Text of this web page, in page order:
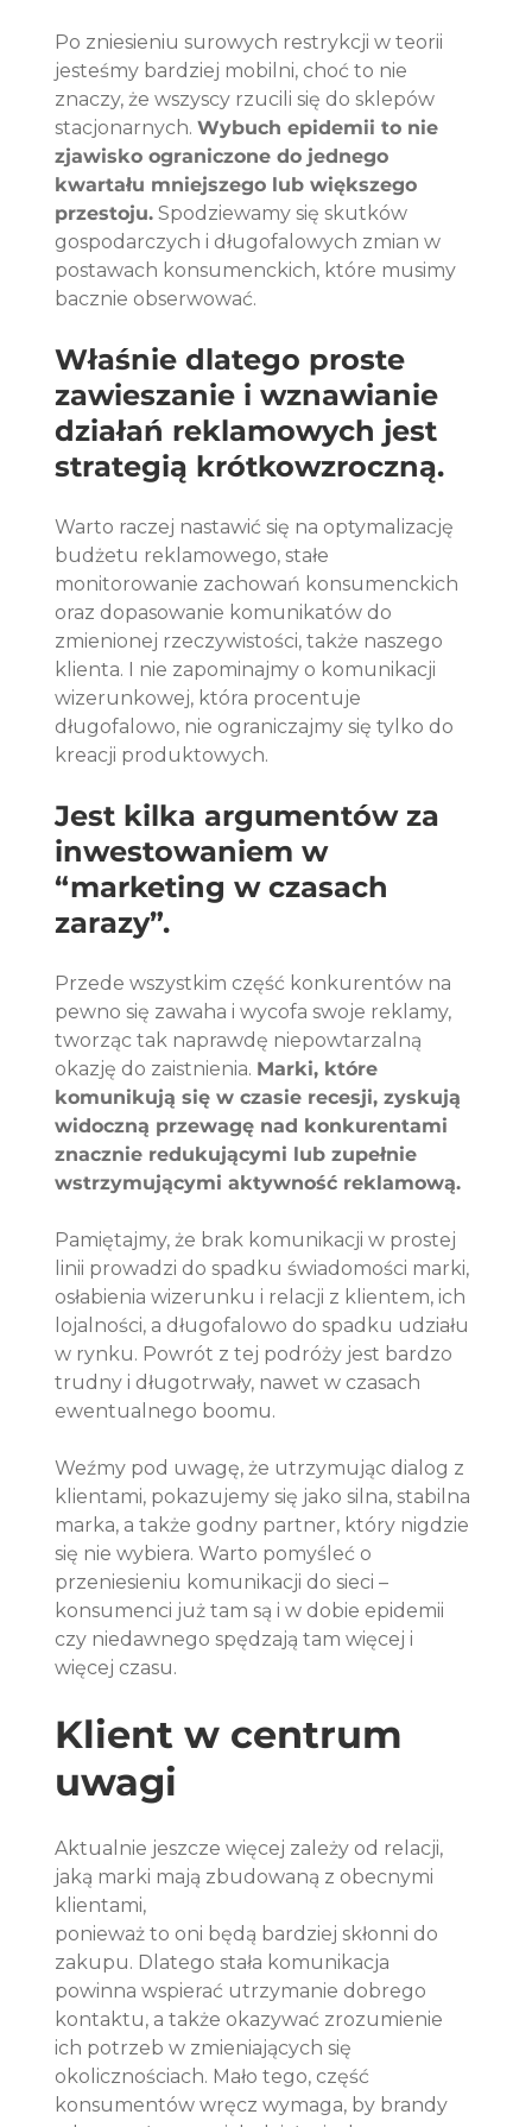
Po zniesieniu surowych restrykcji w teorii
jesteśmy bardziej mobilni, choć to nie
znaczy, że wszyscy rzucili się do sklepów
stacjonarnych. Wybuch epidemii to nie
zjawisko ograniczone do jednego
kwartału mniejszego lub większego
przestoju. Spodziewamy się skutków
gospodarczych i długofalowych zmian w
postawach konsumenckich, które musimy
bacznie obserwować.
Właśnie dlatego proste
zawieszanie i wznawianie
działań reklamowych jest
strategią krótkowzroczną.
Warto raczej nastawić się na optymalizację
budżetu reklamowego, stałe
monitorowanie zachowań konsumenckich
oraz dopasowanie komunikatów do
zmienionej rzeczywistości, także naszego
klienta. I nie zapominajmy o komunikacji
wizerunkowej, która procentuje
długofalowo, nie ograniczajmy się tylko do
kreacji produktowych.
Jest kilka argumentów za
inwestowaniem w
“marketing w czasach
zarazy”.
Przede wszystkim część konkurentów na
pewno się zawaha i wycofa swoje reklamy,
tworząc tak naprawdę niepowtarzalną
okazję do zaistnienia. Marki, które
komunikują się w czasie recesji, zyskują
widoczną przewagę nad konkurentami
znacznie redukującymi lub zupełnie
wstrzymującymi aktywność reklamową.
Pamiętajmy, że brak komunikacji w prostej
linii prowadzi do spadku świadomości marki,
osłabienia wizerunku i relacji z klientem, ich
lojalności, a długofalowo do spadku udziału
w rynku. Powrót z tej podróży jest bardzo
trudny i długotrwały, nawet w czasach
ewentualnego boomu.
Weźmy pod uwagę, że utrzymując dialog z
klientami, pokazujemy się jako silna, stabilna
marka, a także godny partner, który nigdzie
się nie wybiera. Warto pomyśleć o
przeniesieniu komunikacji do sieci –
konsumenci już tam są i w dobie epidemii
czy niedawnego spędzają tam więcej i
więcej czasu.
Klient w centrum
uwagi
Aktualnie jeszcze więcej zależy od relacji,
jaką marki mają zbudowaną z obecnymi
klientami,
ponieważ to oni będą bardziej skłonni do
zakupu. Dlatego stała komunikacja
powinna wspierać utrzymanie dobrego
kontaktu, a także okazywać zrozumienie
ich potrzeb w zmieniających się
okolicznościach. Mało tego, część
konsumentów wręcz wymaga, by brandy